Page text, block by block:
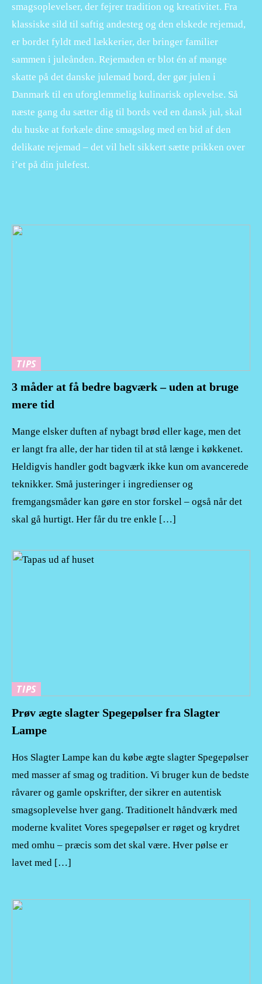
smagsoplevelser, der fejrer tradition og kreativitet. Fra
klassiske sild til saftig andesteg og den elskede rejemad,
er bordet fyldt med lækkerier, der bringer familier
sammen i juleånden. Rejemaden er blot én af mange
skatte på det danske julemad bord, der gør julen i
Danmark til en uforglemmelig kulinarisk oplevelse. Så
næste gang du sætter dig til bords ved en dansk jul, skal
du huske at forkæle dine smagsløg med en bid af den
delikate rejemad – det vil helt sikkert sætte prikken over
i’et på din julefest.
TIPS
3 måder at få bedre bagværk – uden at bruge
mere tid
Mange elsker duften af nybagt brød eller kage, men det
er langt fra alle, der har tiden til at stå længe i køkkenet.
Heldigvis handler godt bagværk ikke kun om avancerede
teknikker. Små justeringer i ingredienser og
fremgangsmåder kan gøre en stor forskel – også når det
skal gå hurtigt. Her får du tre enkle […]
TIPS
Prøv ægte slagter Spegepølser fra Slagter
Lampe
Hos Slagter Lampe kan du købe ægte slagter Spegepølser
med masser af smag og tradition. Vi bruger kun de bedste
råvarer og gamle opskrifter, der sikrer en autentisk
smagsoplevelse hver gang. Traditionelt håndværk med
moderne kvalitet Vores spegepølser er røget og krydret
med omhu – præcis som det skal være. Hver pølse er
lavet med […]